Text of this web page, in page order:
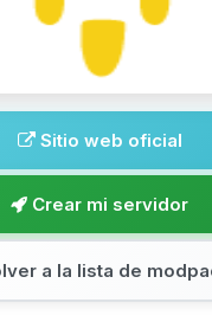
Sitio web oficial
Crear mi servidor
a la lista de